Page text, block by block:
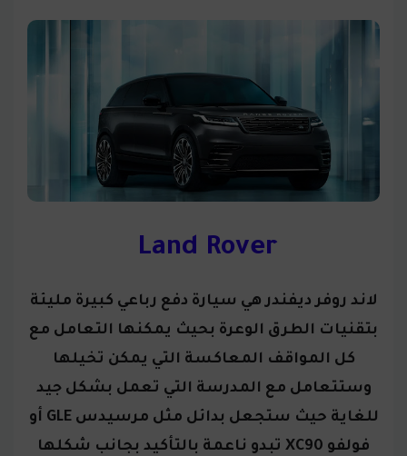
Land Rover
لاند روفر ديفندر هي سيارة دفع رباعي كبيرة مليئة
بتقنيات الطرق الوعرة بحيث يمكنها التعامل مع
كل المواقف المعاكسة التي يمكن تخيلها
وستتعامل مع المدرسة التي تعمل بشكل جيد
للغاية حيث ستجعل بدائل مثل مرسيدس GLE أو
فولفو XC90 تبدو ناعمة بالتأكيد بجانب شكلها